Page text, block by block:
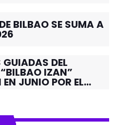
BILBAO SE SUMA A
DEL
IZAN”
JUNIO POR EL